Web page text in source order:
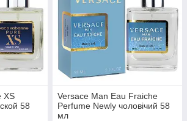
XS
58
Versace Man Eau Fraiche
Perfume Newly чоловічий 58
мл